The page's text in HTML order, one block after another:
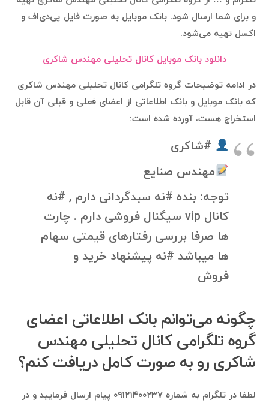
و برای شما ارسال شود. بانک موبایل به صورت فایل پی‌دی‌اف و
اکسل تهیه می‌شود.
دانلود بانک موبایل کانال تحلیلی مهندس شاکری
در ادامه توضیحات گروه تلگرامی کانال تحلیلی مهندس شاکری
که بانک موبایل و بانک اطلاعاتی از اعضای فعلی و قبلی آن قابل
استخراج هست، آورده شده است:
#شاکری
مهندس صنایع
توجه: بنده #نه سبدگردانی دارم , #نه
کانال vip سیگنال فروشی دارم . چارت
ها صرفا بررسی رفتارهای قیمتی سهام
ها میباشد #نه پیشنهاد خرید و
فروش
چگونه می‌توانم بانک اطلاعاتی اعضای
گروه تلگرامی کانال تحلیلی مهندس
شاکری رو به صورت کامل دریافت کنم؟
لطفا در تلگرام به شماره ۰۹۱۲۱۴۰۰۲۳۷ پیام ارسال فرمایید و در